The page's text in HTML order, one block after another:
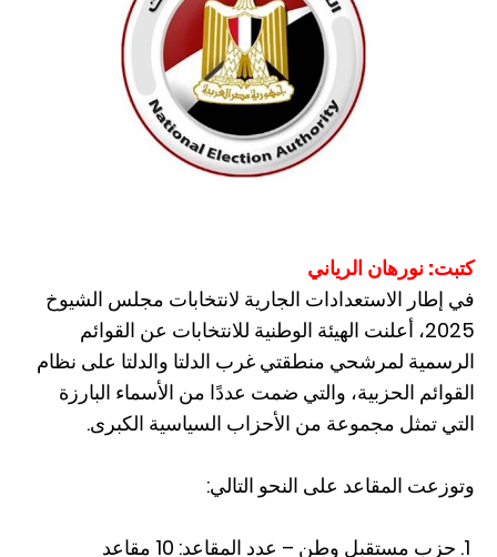
كتبت: نورهان الرياني
في إطار الاستعدادات الجارية لانتخابات مجلس الشيوخ
2025، أعلنت الهيئة الوطنية للانتخابات عن القوائم
الرسمية لمرشحي منطقتي غرب الدلتا والدلتا على نظام
القوائم الحزبية، والتي ضمت عددًا من الأسماء البارزة
التي تمثل مجموعة من الأحزاب السياسية الكبرى.
وتوزعت المقاعد على النحو التالي: